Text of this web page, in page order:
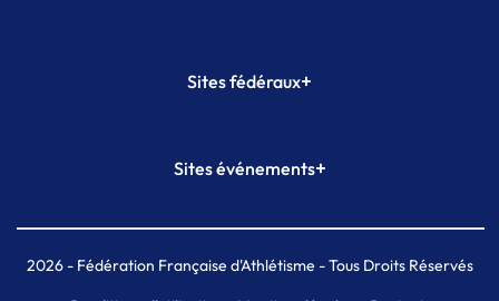
Sites fédéraux+
Plateforme Formation
Sites événements+
Meeting de Paris indoor
MAIF Ekiden de Paris
2026- Fédération Française d'Athlétisme - Tous Droits Réservés